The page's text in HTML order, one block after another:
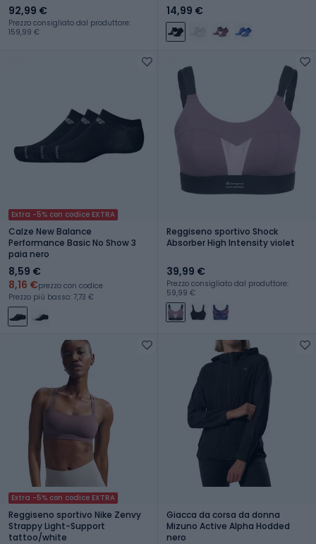
92,99 €
Prezzo consigliato dal produttore:
159,99 €
14,99 €
Extra -5% con codice EXTRA
Calze New Balance
Performance Basic No Show 3
paia nero
8,59 €
8,16 €prezzo con codice
Prezzo più basso: 7,73 €
Reggiseno sportivo Shock
Absorber High Intensity violet
39,99 €
Prezzo consigliato dal produttore:
59,99 €
Extra -5% con codice EXTRA
Reggiseno sportivo Nike Zenvy
Strappy Light-Support
tattoo/white
Giacca da corsa da donna
Mizuno Active Alpha Hodded
nero